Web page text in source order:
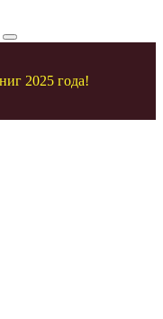
2025 года!